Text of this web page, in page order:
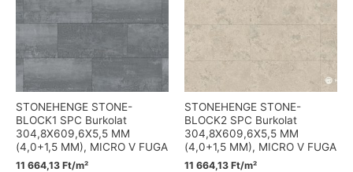
STONEHENGE STONE-
BLOCK1 SPC Burkolat
304,8X609,6X5,5 MM
(4,0+1,5 MM), MICRO V FUGA
11 664,13 Ft/m²
STONEHENGE STONE-
BLOCK2 SPC Burkolat
304,8X609,6X5,5 MM
(4,0+1,5 MM), MICRO V FUGA
11 664,13 Ft/m²